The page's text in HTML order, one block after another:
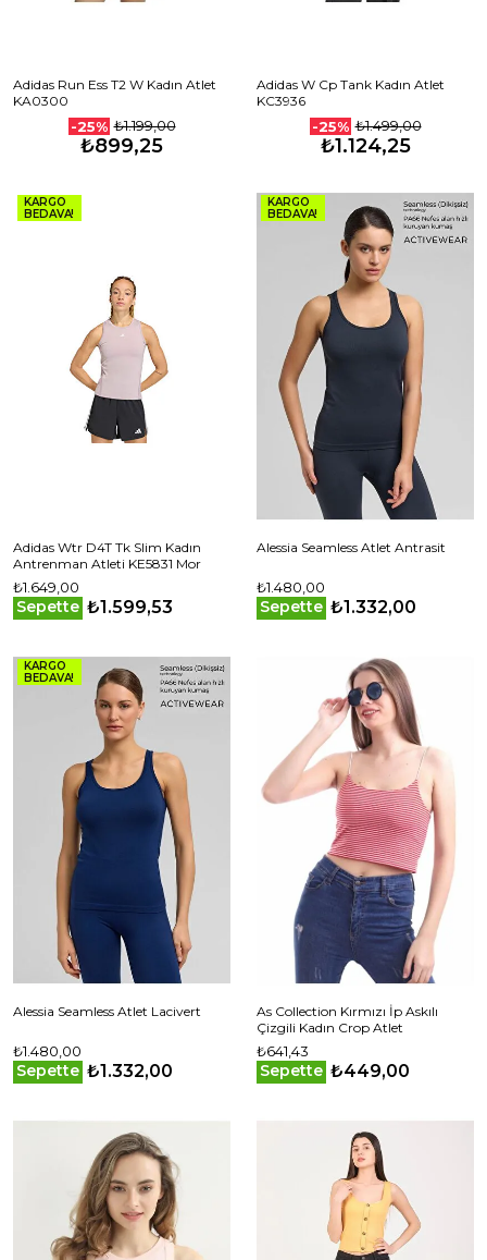
Adidas Run Ess T2 W Kadın Atlet
KA0300
-25% ₺1.199,00
₺899,25
Adidas W Cp Tank Kadın Atlet
KC3936
-25% ₺1.499,00
₺1.124,25
KARGO
BEDAVA!
Adidas Wtr D4T Tk Slim Kadın
Antrenman Atleti KE5831 Mor
₺1.649,00
Sepette ₺1.599,53
KARGO
BEDAVA!
Alessia Seamless Atlet Antrasit
₺1.480,00
Sepette ₺1.332,00
KARGO
BEDAVA!
Alessia Seamless Atlet Lacivert
₺1.480,00
Sepette ₺1.332,00
As Collection Kırmızı İp Askılı
Çizgili Kadın Crop Atlet
₺641,43
Sepette ₺449,00